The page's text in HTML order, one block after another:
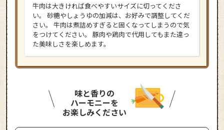
牛肉は大きければ食べやすいサイズに切ってくださ
い。 砂糖やしょうゆの加減は、お好みで調整してくだ
さい。 牛肉は煮詰めすぎると固くなってしまうので気
をつけてください。 豚肉や鶏肉で代用してもまた違っ
た美味しさを楽しめます。
味と香りの
ハーモニーを
お楽しみください